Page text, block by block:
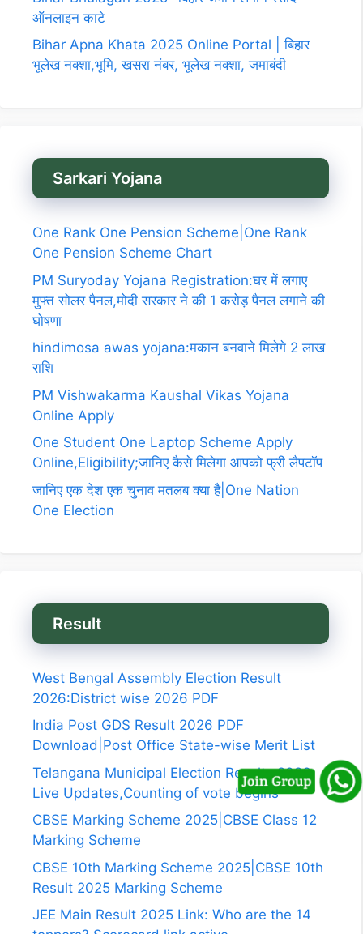
ऑनलाइन काटे
Bihar Apna Khata 2025 Online Portal | बिहार
भूलेख नक्शा,भूमि, खसरा नंबर, भूलेख नक्शा, जमाबंदी
Sarkari Yojana
One Rank One Pension Scheme|One Rank
One Pension Scheme Chart
PM Suryoday Yojana Registration:घर में लगाए
मुफ्त सोलर पैनल,मोदी सरकार ने की 1 करोड़ पैनल लगाने की
घोषणा
hindimosa awas yojana:मकान बनवाने मिलेगे 2 लाख
राशि
PM Vishwakarma Kaushal Vikas Yojana
Online Apply
One Student One Laptop Scheme Apply
Online,Eligibility;जानिए कैसे मिलेगा आपको फ्री लैपटॉप
जानिए एक देश एक चुनाव मतलब क्या है|One Nation
One Election
Result
West Bengal Assembly Election Result
2026:District wise 2026 PDF
India Post GDS Result 2026 PDF
Download|Post Office State-wise Merit List
Telangana Municipal Election Results 2026
Live Updates,Counting of vote begins
CBSE Marking Scheme 2025|CBSE Class 12
Marking Scheme
CBSE 10th Marking Scheme 2025|CBSE 10th
Result 2025 Marking Scheme
JEE Main Result 2025 Link: Who are the 14